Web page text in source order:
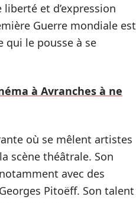
et d’expression
Guerre mondiale est
le pousse à se
à Avranches à ne
où se mêlent artistes
scène théâtrale. Son
avec des
Pitoëff. Son talent